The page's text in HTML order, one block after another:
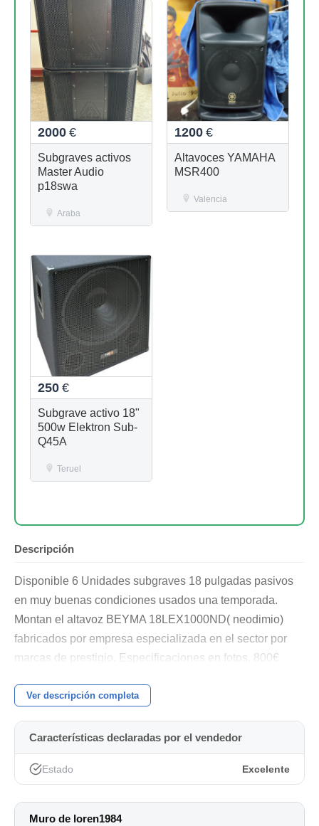
2000 €
Subgraves activos
Master Audio
p18swa
Araba
1200 €
Altavoces YAMAHA
MSR400
Valencia
250 €
Subgrave activo 18"
500w Elektron Sub-
Q45A
Teruel
Descripción
Disponible 6 Unidades subgraves 18 pulgadas pasivos
en muy buenas condiciones usados una temporada.
Montan el altavoz BEYMA 18LEX1000ND( neodimio)
fabricados por empresa especializada en el sector por
marcas de prestigio. Especificaciones en fotos. 800€
UNIDAD. NO NEGOCIABLE.
Ver descripción completa
Características declaradas por el vendedor
Estado Excelente
Muro de loren1984